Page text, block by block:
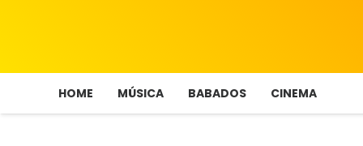
HOME MÚSICA BABADOS CINEMA